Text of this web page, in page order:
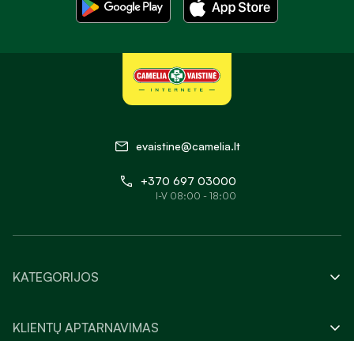
evaistine@camelia.lt
+370 697 03000
I-V 08:00 - 18:00
KATEGORIJOS
KLIENTŲ APTARNAVIMAS